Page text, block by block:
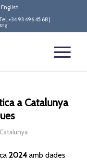
English
+34 93 496 45 68 |
a Catalunya
2024amb dades